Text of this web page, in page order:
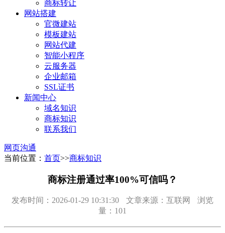
商标转让
网站搭建
官微建站
模板建站
网站代建
智能小程序
云服务器
企业邮箱
SSL证书
新闻中心
域名知识
商标知识
联系我们
网页沟通
当前位置： 首页>>商标知识
商标注册通过率100%可信吗？
发布时间：2026-01-29 10:31:30 文章来源：互联网
浏览
量：101